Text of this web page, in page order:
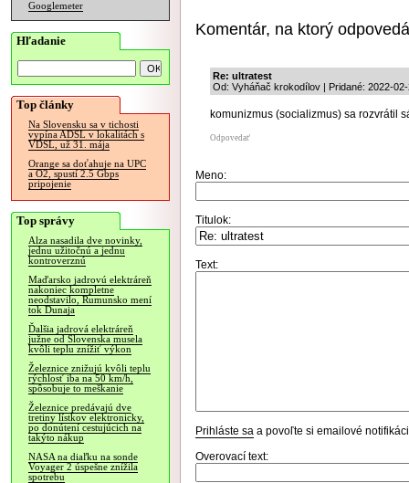
Googlemeter
Hľadanie
Top články
Na Slovensku sa v tichosti
vypína ADSL v lokalitách s
VDSL, už 31. mája
Orange sa doťahuje na UPC
a O2, spustí 2.5 Gbps
pripojenie
Top správy
Alza nasadila dve novinky,
jednu užitočnú a jednu
kontroverznú
Maďarsko jadrovú elektráreň
nakoniec kompletne
neodstavilo, Rumunsko mení
tok Dunaja
Ďalšia jadrová elektráreň
južne od Slovenska musela
kvôli teplu znížiť výkon
Železnice znižujú kvôli teplu
rýchlosť iba na 50 km/h,
spôsobuje to meškanie
Železnice predávajú dve
tretiny lístkov elektronicky,
po donútení cestujúcich na
takýto nákup
NASA na diaľku na sonde
Voyager 2 úspešne znížila
spotrebu
Komentár, na ktorý
Re: ultratest
Od: Vyháňač krokodílov | Pridané: 2022-
komunizmus (socializmus) sa rozvrátil
Odpovedať
Meno:
Titulok:
Text:
Prihláste sa a povoľte si emailové
Overovací text: